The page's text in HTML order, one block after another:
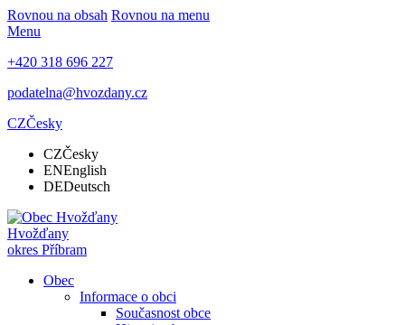
Rovnou na obsah Rovnou na menu
Menu
+420 318 696 227
podatelna@hvozdany.cz
CZČesky
CZČesky
ENEnglish
DEDeutsch
Hvožďany
okres Příbram
Obec
Informace o obci
Současnost obce